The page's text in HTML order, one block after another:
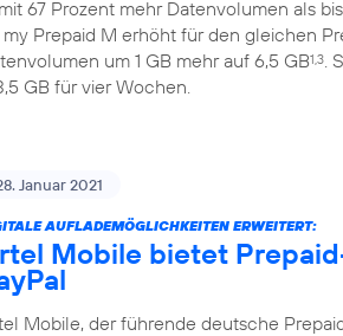
67 Prozent mehr Datenvolumen als
my Prepaid M erhöht für den gleichen
um 1 GB mehr auf 6,5 GB1,3.
GB für vier Wochen.
Januar 2021
AUFLADEMÖGLICHKEITEN ERWEITERT:
Mobile bietet
Mobile, der führende deutsche